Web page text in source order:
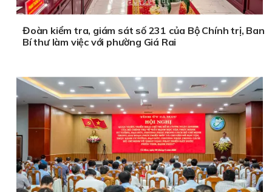
Đoàn kiểm tra, giám sát số 231 của Bộ Chính trị, Ban
Bí thư làm việc với phường Giá Rai